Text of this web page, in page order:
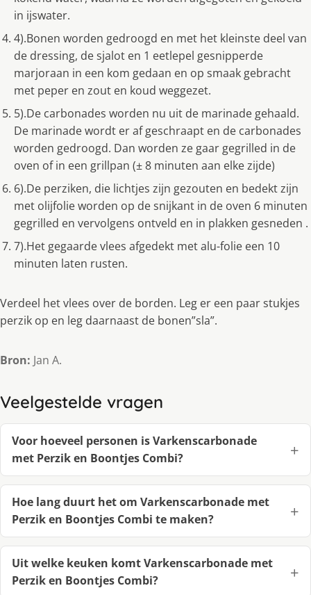
in ijswater.
4).Bonen worden gedroogd en met het kleinste deel van
de dressing, de sjalot en 1 eetlepel gesnipperde
marjoraan in een kom gedaan en op smaak gebracht
met peper en zout en koud weggezet.
5).De carbonades worden nu uit de marinade gehaald.
De marinade wordt er af geschraapt en de carbonades
worden gedroogd. Dan worden ze gaar gegrilled in de
oven of in een grillpan (± 8 minuten aan elke zijde)
6).De perziken, die lichtjes zijn gezouten en bedekt zijn
met olijfolie worden op de snijkant in de oven 6 minuten
gegrilled en vervolgens ontveld en in plakken gesneden .
7).Het gegaarde vlees afgedekt met alu-folie een 10
minuten laten rusten.
Verdeel het vlees over de borden. Leg er een paar stukjes
perzik op en leg daarnaast de bonen”sla”.
Bron: Jan A.
Veelgestelde vragen
Voor hoeveel personen is Varkenscarbonade
met Perzik en Boontjes Combi?
Hoe lang duurt het om Varkenscarbonade met
Perzik en Boontjes Combi te maken?
Uit welke keuken komt Varkenscarbonade met
Perzik en Boontjes Combi?